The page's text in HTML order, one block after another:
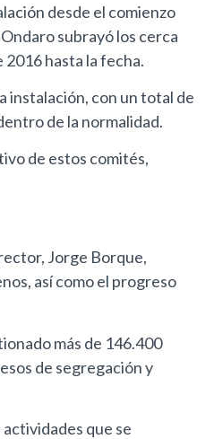
desde el comienzo
subrayó los cerca
hasta la fecha.
instalación, con un total de
de la normalidad.
de estos comités,
Jorge Borque,
así como el progreso
más de 146.400
de segregación y
que se